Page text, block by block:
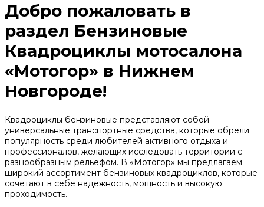
Добро пожаловать в
раздел Бензиновые
Квадроциклы мотосалона
«Мотогор» в Нижнем
Новгороде!
Квадроциклы бензиновые представляют собой
универсальные транспортные средства, которые обрели
популярность среди любителей активного отдыха и
профессионалов, желающих исследовать территории с
разнообразным рельефом. В «Мотогор» мы предлагаем
широкий ассортимент бензиновых квадроциклов, которые
сочетают в себе надежность, мощность и высокую
проходимость.